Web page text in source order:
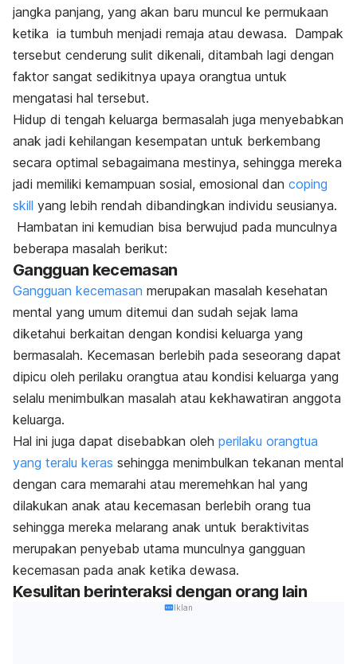
jangka panjang, yang akan baru muncul ke permukaan
ketika ia tumbuh menjadi remaja atau dewasa. Dampak
tersebut cenderung sulit dikenali, ditambah lagi dengan
faktor sangat sedikitnya upaya orangtua untuk
mengatasi hal tersebut.
Hidup di tengah keluarga bermasalah juga menyebabkan
anak jadi kehilangan kesempatan untuk berkembang
secara optimal sebagaimana mestinya, sehingga mereka
jadi memiliki kemampuan sosial, emosional dan coping
skill yang lebih rendah dibandingkan individu seusianya.
Hambatan ini kemudian bisa berwujud pada munculnya
beberapa masalah berikut:
Gangguan kecemasan
Gangguan kecemasan merupakan masalah kesehatan
mental yang umum ditemui dan sudah sejak lama
diketahui berkaitan dengan kondisi keluarga yang
bermasalah. Kecemasan berlebih pada seseorang dapat
dipicu oleh perilaku orangtua atau kondisi keluarga yang
selalu menimbulkan masalah atau kekhawatiran anggota
keluarga.
Hal ini juga dapat disebabkan oleh perilaku orangtua
yang teralu keras sehingga menimbulkan tekanan mental
dengan cara memarahi atau meremehkan hal yang
dilakukan anak atau kecemasan berlebih orang tua
sehingga mereka melarang anak untuk beraktivitas
merupakan penyebab utama munculnya gangguan
kecemasan pada anak ketika dewasa.
Kesulitan berinteraksi dengan orang lain
Iklan